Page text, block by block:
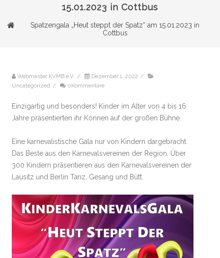
15.01.2023 in Cottbus
Spatzengala „Heut steppt der Spatz“ am 15.01.2023 in
Cottbus
Webmaster KVMB e.V. / Dezember 1, 2022 /
Uncategorized / 0Kommentare
Einzigartig und besonders! Kinder im Alter von 4 bis 16
Jahre präsentierten ihr Können auf der großen Bühne.
Eine karnevalistische Gala nur von Kindern dargebracht.
Das Beste aus den Karnevalsvereinen der Region. Über
300 Kindern präsentieren aus den Karnevalsvereinen der
Lausitz und Berlin Tanz, Gesang und Bütt.